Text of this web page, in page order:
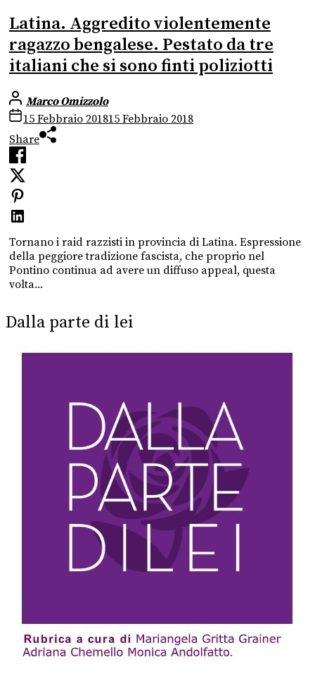
Latina. Aggredito violentemente
ragazzo bengalese. Pestato da tre
italiani che si sono finti poliziotti
Marco Omizzolo
15 Febbraio 201815 Febbraio 2018
Share
Tornano i raid razzisti in provincia di Latina. Espressione
della peggiore tradizione fascista, che proprio nel
Pontino continua ad avere un diffuso appeal, questa
volta...
Dalla parte di lei